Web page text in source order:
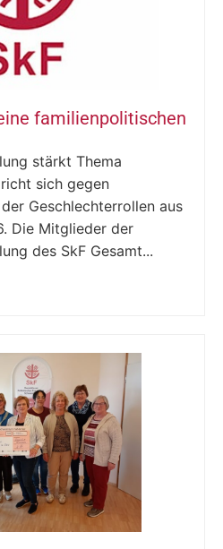
familienpolitischen
stärkt Thema
sich gegen
Geschlechterrollen aus
Die Mitglieder der
des SkF Gesamt...